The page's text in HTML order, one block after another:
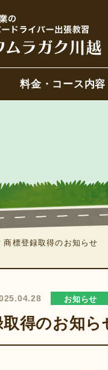
料金・コース内容
商標登録取得のお知らせ
得のお知ら
お知らせ